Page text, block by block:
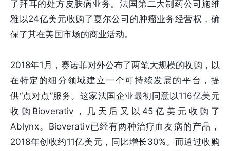
了拜耳的处方皮肤病业务。法国第二大制药公司施维
雅以24亿美元收购了夏尔公司的肿瘤业务经营权，确
保了其在美国市场的商业活动。
2018年1月，赛诺菲对外公布了两笔大规模的收购，以
在特定的细分领域建立一个可持续发展的平台，提
供“点对点”服务。这家法国企业最初同意以116亿美元
收购Bioverativ，几天后又以45亿美元收购了
Ablynx。Bioverativ已经有两种治疗血友病的产品，
2018年创收约11亿美元，同比增长30%。而通过收购